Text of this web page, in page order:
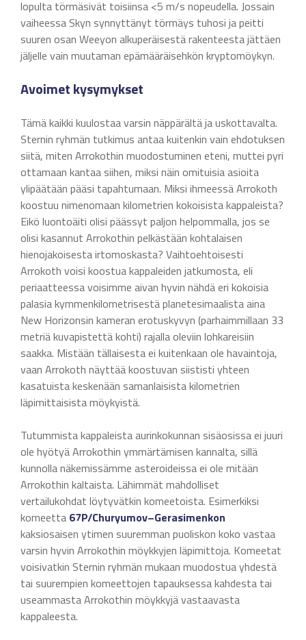
lopulta törmäsivät toisiinsa <5 m/s nopeudella. Jossain
vaiheessa Skyn synnyttänyt törmäys tuhosi ja peitti
suuren osan Weeyon alkuperäisestä rakenteesta jättäen
jäljelle vain muutaman epämääräisehkön kryptomöykyn.
Avoimet kysymykset
Tämä kaikki kuulostaa varsin näppärältä ja uskottavalta.
Sternin ryhmän tutkimus antaa kuitenkin vain ehdotuksen
siitä, miten Arrokothin muodostuminen eteni, muttei pyri
ottamaan kantaa siihen, miksi näin omituisia asioita
ylipäätään pääsi tapahtumaan. Miksi ihmeessä Arrokoth
koostuu nimenomaan kilometrien kokoisista kappaleista?
Eikö luontoäiti olisi päässyt paljon helpommalla, jos se
olisi kasannut Arrokothin pelkästään kohtalaisen
hienojakoisesta irtomoskasta? Vaihtoehtoisesti
Arrokoth voisi koostua kappaleiden jatkumosta, eli
periaatteessa voisimme aivan hyvin nähdä eri kokoisia
palasia kymmenkilometrisestä planetesimaalista aina
New Horizonsin kameran erotuskyvyn (parhaimmillaan 33
metriä kuvapistettä kohti) rajalla oleviin lohkareisiin
saakka. Mistään tällaisesta ei kuitenkaan ole havaintoja,
vaan Arrokoth näyttää koostuvan siististi yhteen
kasatuista keskenään samanlaisista kilometrien
läpimittaisista möykyistä.
Tutummista kappaleista aurinkokunnan sisäosissa ei juuri
ole hyötyä Arrokothin ymmärtämisen kannalta, sillä
kunnolla näkemissämme asteroideissa ei ole mitään
Arrokothin kaltaista. Lähimmät mahdolliset
vertailukohdat löytyvätkin komeetoista. Esimerkiksi
komeetta 67P/Churyumov–Gerasimenkon
kaksiosaisen ytimen suuremman puoliskon koko vastaa
varsin hyvin Arrokothin möykkyjen läpimittoja. Komeetat
voisivatkin Sternin ryhmän mukaan muodostua yhdestä
tai suurempien komeettojen tapauksessa kahdesta tai
useammasta Arrokothin möykkyjä vastaavasta
kappaleesta.